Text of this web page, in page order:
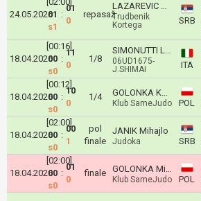
24.05.202601
s1
:
01
0
repasaž
LAZAREVIC Mihajlo
Trudbenik
Kortega
SRB
18.04.2026
[00:16]
00
s0
:
11
0
1/8
SIMONUTTI Leone
06UD1675-
J.SHIMAI
ITA
18.04.2026
[00:12]
00
s0
:
10
0
1/4 GOLONKA Kacper
Klub SameJudo POL
18.04.2026
[02:00]
00
s0
:
00
1
pol
finale
JANIK Mihajlo
Judoka SRB
18.04.2026
[02:00]
00
s0
:
01
0
finale GOLONKA Michał
Klub SameJudo POL